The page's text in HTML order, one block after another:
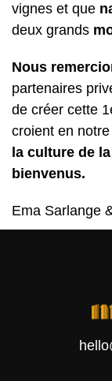
vignes et que
deux grands
Nous
partenaires
de créer cette
croient en
la culture de
bienvenus.
Ema Sarlange